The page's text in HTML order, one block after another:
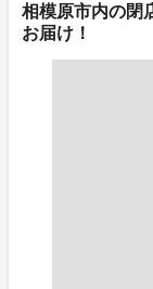
相模原市内の閉
お届け！